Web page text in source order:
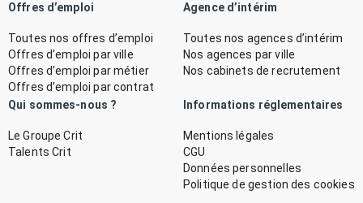
Offres d’emploi
Toutes nos offres d’emploi
Offres d’emploi par ville
Offres d’emploi par métier
Offres d’emploi par contrat
Agence d’intérim
Toutes nos agences d’intérim
Nos agences par ville
Nos cabinets de recrutement
Qui sommes-nous ?
Le Groupe Crit
Talents Crit
Informations réglementaires
Mentions légales
CGU
Données personnelles
Politique de gestion des cookies